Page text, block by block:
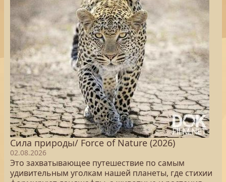
Сила природы/ Force of Nature (2026)
02.08.2026
Это захватывающее путешествие по самым
удивительным уголкам нашей планеты, где стихии